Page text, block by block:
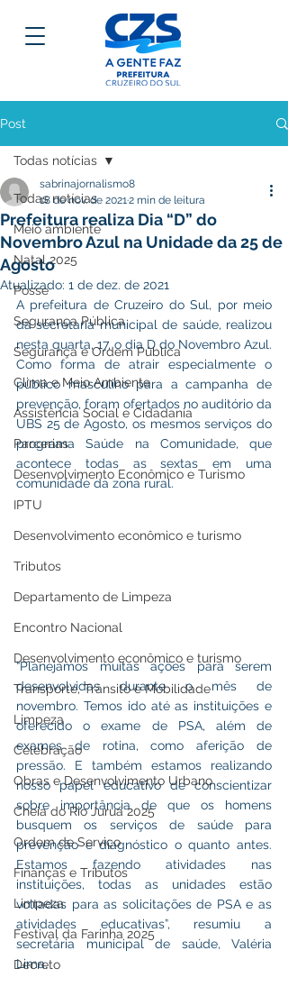
Post
Todas notícias
Meio ambiente
Natal 2025
Posse
Segurança Pública
Segurança e Ordem Pública
Clima e Meio Ambiente
Assistência Social e Cidadania
Parcerias
Desenvolvimento Econômico e Turismo
IPTU
Desenvolvimento econômico e turismo
Tributos
Departamento de Limpeza
Encontro Nacional
Desenvolvimento econômico e turismo
Transporte, Trânsito e Mobilidade
Limpeza
Celebração
Obras e Desenvolvimento Urbano
Cheia do Rio Juruá 2025
Ordem de Serviço
Finanças e Tributos
Limpeza
Festival da Farinha 2025
Decreto
Todas notícias
Prefeitura realiza Dia “D” do
Novembro Azul na Unidade da 25 de
Agosto
sabrinajornalismo8
18 de nov. de 20212 min de leitura
Atualizado: 1 de dez. de 2021
A prefeitura de Cruzeiro do Sul, por meio
da secretaria municipal de saúde, realizou
nesta quarta, 17, o dia D do Novembro Azul.
Como forma de atrair especialmente o
público masculino para a campanha de
prevenção, foram ofertados no auditório da
UBS 25 de Agosto, os mesmos serviços do
programa Saúde na Comunidade, que
acontece todas as sextas em uma
comunidade da zona rural.
“Planejamos muitas ações para serem
desenvolvidas durante o mês de
novembro. Temos ido até as instituições e
oferecido o exame de PSA, além de
exames de rotina, como aferição de
pressão. E também estamos realizando
nosso papel educativo de conscientizar
sobre importância de que os homens
busquem os serviços de saúde para
prevenção e diagnóstico o quanto antes.
Estamos fazendo atividades nas
instituições, todas as unidades estão
voltadas para as solicitações de PSA e as
atividades educativas”, resumiu a
secretária municipal de saúde, Valéria
Lima.